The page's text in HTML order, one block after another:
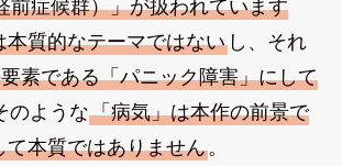
前症候群）」が扱われています
本質的なテーマではないし、それ
素である「パニック障害」にして
のような「病気」は本作の前景で
て本質ではありません。